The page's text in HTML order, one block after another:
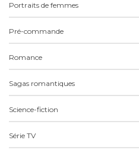
Portraits de femmes
Pré-commande
Romance
Sagas romantiques
Science-fiction
Série TV